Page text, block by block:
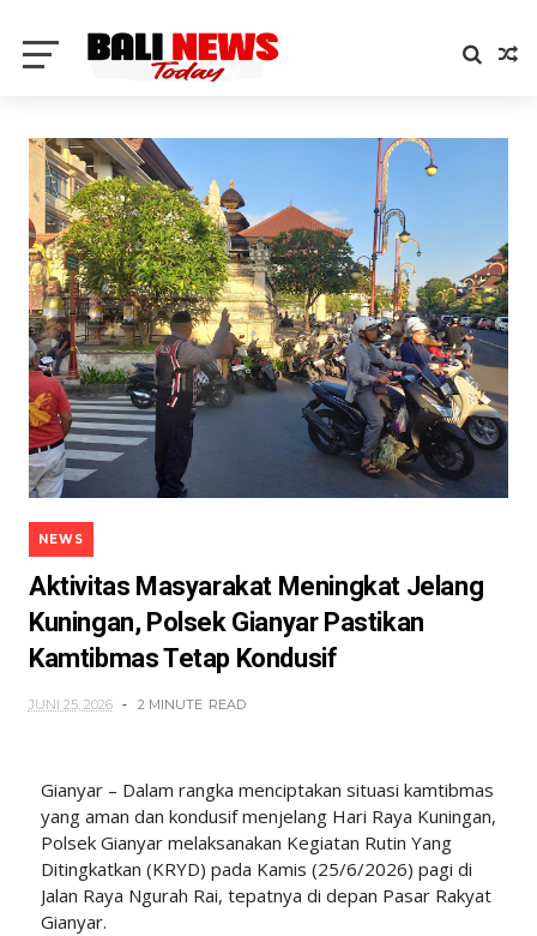
NEWS
Aktivitas Masyarakat Meningkat Jelang
Kuningan, Polsek Gianyar Pastikan
Kamtibmas Tetap Kondusif
JUNI 25, 2026 2 MINUTE READ
Gianyar – Dalam rangka menciptakan situasi kamtibmas
yang aman dan kondusif menjelang Hari Raya Kuningan,
Polsek Gianyar melaksanakan Kegiatan Rutin Yang
Ditingkatkan (KRYD) pada Kamis (25/6/2026) pagi di
Jalan Raya Ngurah Rai, tepatnya di depan Pasar Rakyat
Gianyar.